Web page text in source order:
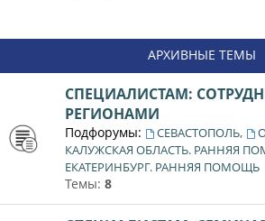
АРХИВНЫЕ ТЕМЫ
СПЕЦИАЛИСТАМ:
РЕГИОНАМИ
Подфорумы: СЕВАСТОПОЛЬ,
КАЛУЖСКАЯ ОБЛАСТЬ. РАННЯЯ
ЕКАТЕРИНБУРГ. РАННЯЯ ПОМОЩЬ
Темы: 8